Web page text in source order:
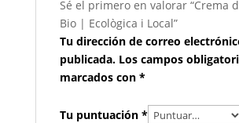
Sé el primero en valorar “Crema
Bio | Ecològica i Local”
Tu dirección de correo
publicada. Los campos
marcados con *
Tu puntuación *